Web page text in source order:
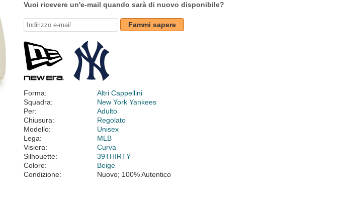
Vuoi ricevere un'e-mail quando sarà di nuovo disponibile?
Fammi sapere
Forma:
Altri Cappellini
Squadra:
New York Yankees
Per:
Adulto
Chiusura:
Regolato
Modello:
Unisex
Lega:
MLB
Visiera:
Curva
Silhouette:
39THIRTY
Colore:
Beige
Condizione:
Nuovo; 100% Autentico